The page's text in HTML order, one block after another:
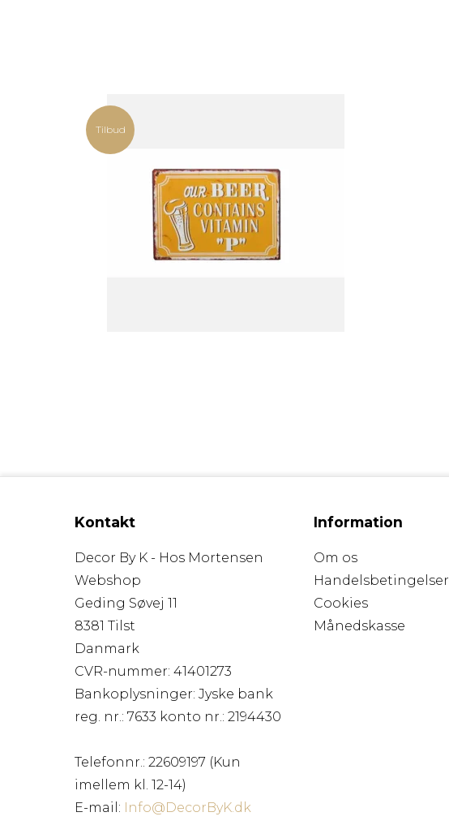
Tilbud
Kontakt
Decor By K - Hos Mortensen
Webshop
Geding Søvej 11
8381 Tilst
Danmark
CVR-nummer: 41401273
Bankoplysninger: Jyske bank
reg. nr.: 7633 konto nr.: 2194430
Telefonnr. : 22609197 (Kun
imellem kl. 12-14)
E-mail : Info@DecorByK.dk
Information
Om os
Handelsbetingelser
Cookies
Månedskasse